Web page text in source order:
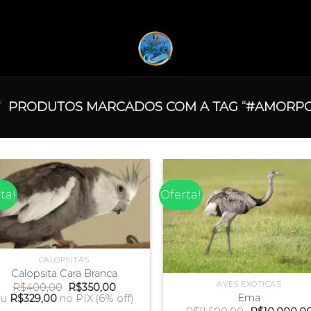
PRODUTOS MARCADOS COM A TAG
CALOPSITAS
Calopsita Cara Branca
R$400,00 O
preço
original
R$350,00O
preço
atual
R$329,00 no PIX (6% off)
Oferta!
AVES EXÓTICAS
Ema